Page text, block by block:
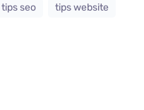
tips seo tips website